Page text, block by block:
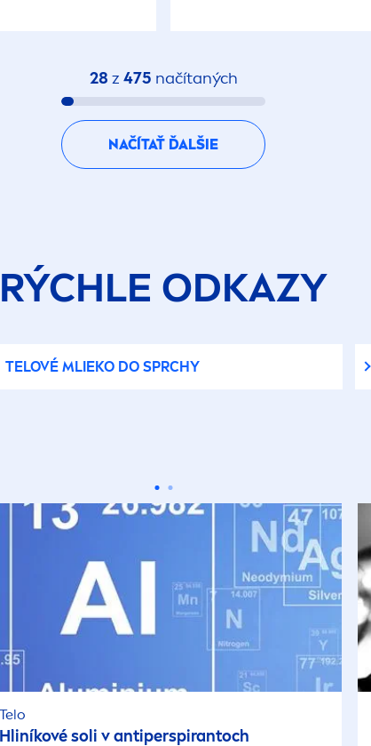
28 z 475 načítaných
NAČÍTAŤ ĎALŠIE
RÝCHLE ODKAZY
TELOVÉ MLIEKO DO SPRCHY
Telo
Hliníkové soli v antiperspirantoch